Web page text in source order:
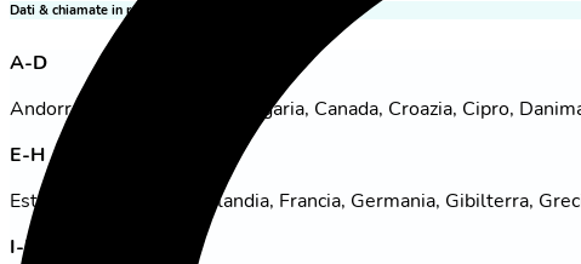
Dati & chiamate in roaming
A-D
Andorra, Austria, Belgio, Bulgaria, Canada, Croazia, Cipro,
E-H
Estonia, Isole Faroe, Finlandia, Francia, Germania, Gibilterra,
I-L